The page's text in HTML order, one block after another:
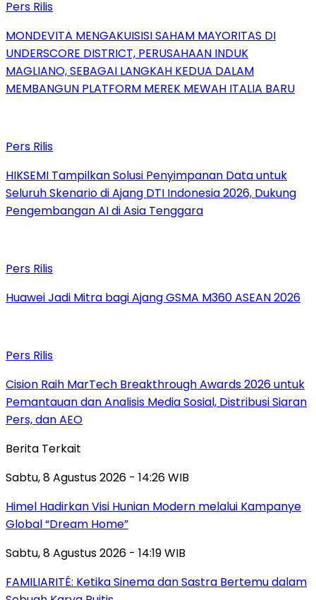
Pers Rilis
MONDEVITA MENGAKUISISI SAHAM MAYORITAS DI
UNDERSCORE DISTRICT, PERUSAHAAN INDUK
MAGLIANO, SEBAGAI LANGKAH KEDUA DALAM
MEMBANGUN PLATFORM MEREK MEWAH ITALIA BARU
Pers Rilis
HIKSEMI Tampilkan Solusi Penyimpanan Data untuk
Seluruh Skenario di Ajang DTI Indonesia 2026, Dukung
Pengembangan AI di Asia Tenggara
Pers Rilis
Huawei Jadi Mitra bagi Ajang GSMA M360 ASEAN 2026
Pers Rilis
Cision Raih MarTech Breakthrough Awards 2026 untuk
Pemantauan dan Analisis Media Sosial, Distribusi Siaran
Pers, dan AEO
Berita Terkait
Sabtu, 8 Agustus 2026 - 14:26 WIB
Himel Hadirkan Visi Hunian Modern melalui Kampanye
Global “Dream Home”
Sabtu, 8 Agustus 2026 - 14:19 WIB
FAMILIARITÉ: Ketika Sinema dan Sastra Bertemu dalam